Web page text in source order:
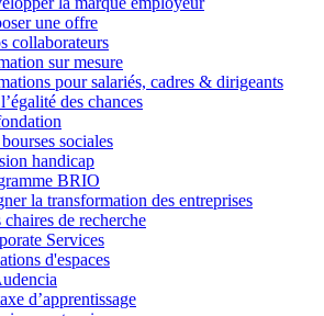
une offre
collaborateurs
sur mesure
pour salariés, cadres & dirigeants
des chances
sociales
handicap
BRIO
la transformation des entreprises
chaires de recherche
Services
d'espaces
d’apprentissage